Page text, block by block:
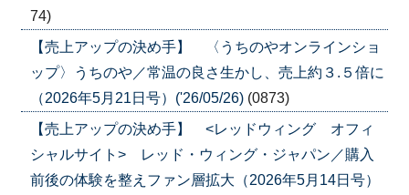
74)
【売上アップの決め手】 〈うちのやオンラインショ
ップ〉うちのや／常温の良さ生かし、売上約３.５倍に
（2026年5月21日号）('26/05/26) (0873)
【売上アップの決め手】 <レッドウィング オフィ
シャルサイト> レッド・ウィング・ジャパン／購入
前後の体験を整えファン層拡大（2026年5月14日号）